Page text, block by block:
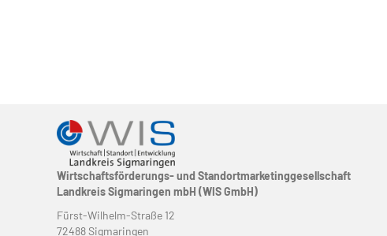
Wirtschaftsförderungs- und Standortmarketinggesellschaft
Landkreis Sigmaringen mbH (WIS GmbH)
Fürst-Wilhelm-Straße 12
72488 Sigmaringen